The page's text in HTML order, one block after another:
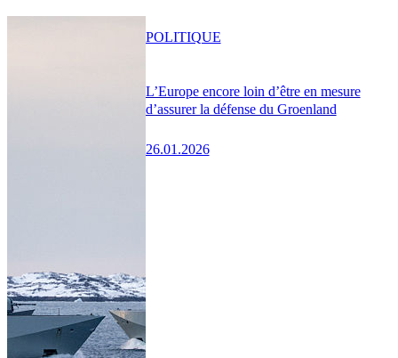
L’Europe encore loin d’être en mesure
d’assurer la défense du Groenland
26.01.2026
POLITIQUE